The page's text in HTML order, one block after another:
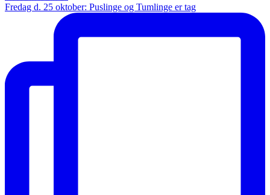
Fredag d. 25 oktober: Puslinge og Tumlinge er tag